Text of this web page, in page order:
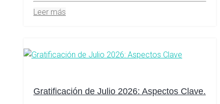
Leer más
Gratificación de Julio 2026: Aspectos Clave.